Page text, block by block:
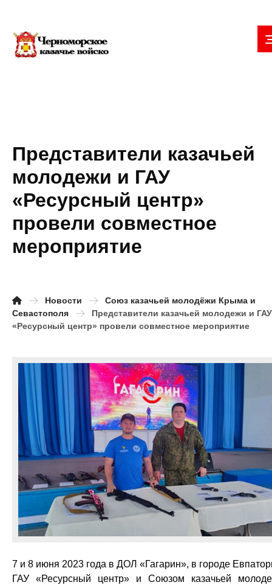
Представители казачьей
молодежи и ГАУ
«Ресурсный центр»
провели совместное
мероприятие
Новости
Союз казачьей молодёжи Крыма и
Севастополя
Представители казачьей молодежи и ГАУ
«Ресурсный центр» провели совместное мероприятие
7 и 8 июня 2023 года в ДОЛ «Гагарин», в городе
ГАУ «Ресурсный центр» и Союзом казачьей